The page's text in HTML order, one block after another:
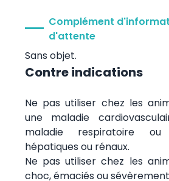
Complément
d'attente
Sans objet.
Contre indications
Ne pas utiliser chez les
une maladie
maladie respiratoire
hépatiques ou rénaux.
Ne pas utiliser chez les
choc, émaciés ou